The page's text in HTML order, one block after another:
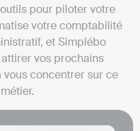
pour piloter votre
votre comptabilité
et Simplébo
vos prochains
vous concentrer sur ce